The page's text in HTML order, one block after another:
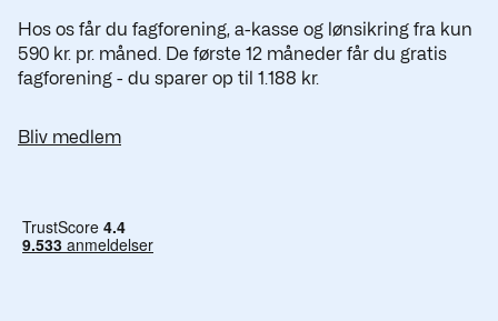
Hos os får du fagforening, a-kasse og lønsikring fra kun
590 kr. pr. måned. De første 12 måneder får du gratis
fagforening - du sparer op til 1.188 kr.
Bliv medlem